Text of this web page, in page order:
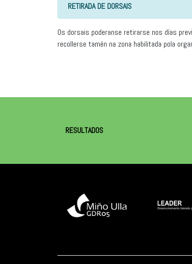
RETIRADA DE DORSAIS
Os dorsais poderanse retirarse nos días
recollerse tamén na zona habilitada pola
RESULTADOS